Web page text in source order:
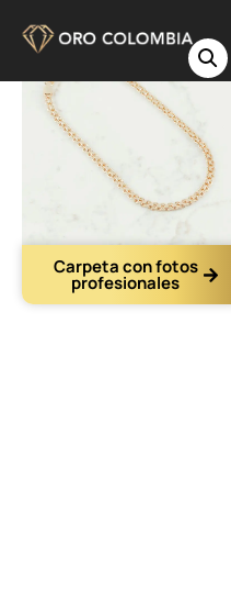
Carpeta con fotos
profesionales